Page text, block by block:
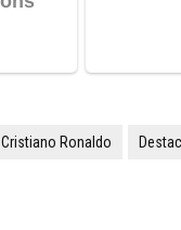
Cristiano Ronaldo